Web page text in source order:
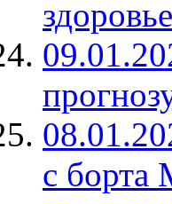
с борта